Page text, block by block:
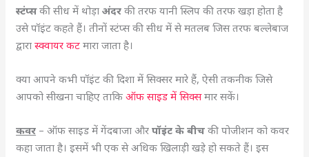
स्टंप्सकी सीध में थोड़ाअंदरकी तरफ यानी स्लिप की तरफ खड़ा होता है
उसे पॉइंट कहते हैं। तीनों स्टंप्स की सीध में से मतलब जिस तरफ बल्लेबाज
द्वारास्क्वायर कट मारा जाता है।
क्या आपने कभी पॉइंट की दिशा में सिक्सर मारे हैं, ऐसी तकनीक जिसे
आपको सीखना चाहिए ताकिऑफ साइड में सिक्समार सकें।
कवर – ऑफ साइड में गेंदबाजा औरपॉइंट के बीच की पोजीशन को कवर
कहा जाता है। इसमें भी एक से अधिक खिलाड़ी खड़े हो सकते हैं। इस